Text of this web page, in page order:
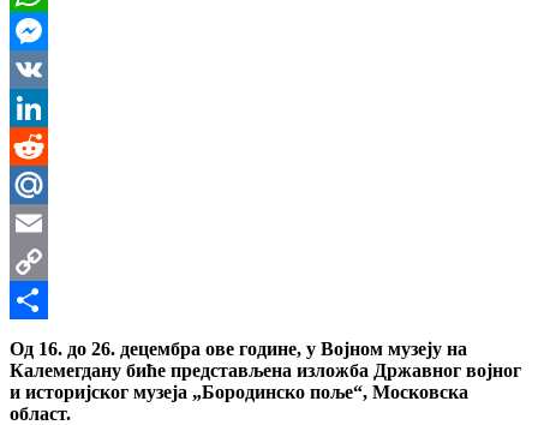
WhatsApp
Messenger
VK
LinkedIn
Reddit
Mail.Ru
Email
Copy
Link
Share
Од 16. до 26. децембра ове године, у Војном музеју на
Калемегдану биће представљена изложба Државног војног
и историјског музеја „Бородинско поље“, Московска
област.